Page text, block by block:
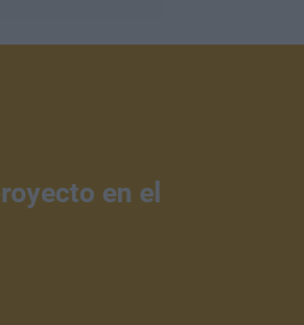
en el